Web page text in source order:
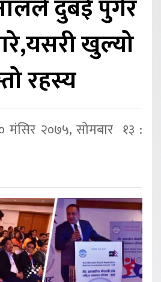
दुबई पुगेर
खुल्यो
रहस्य
मंसिर २०७५, सोमबार १३ :